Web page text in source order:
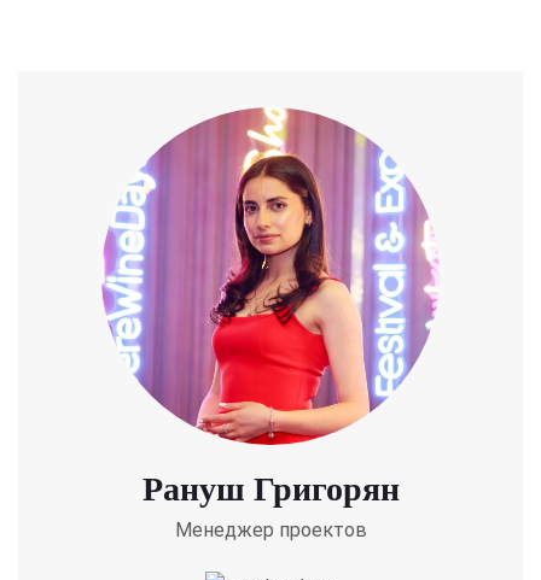
Рануш Григорян
Менеджер проектов